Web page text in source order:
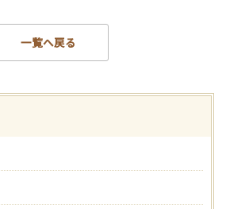
一覧へ戻る